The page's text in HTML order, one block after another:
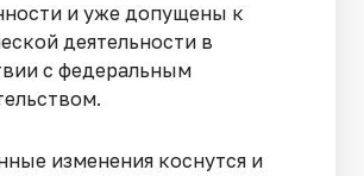
и уже допущены к
деятельности в
с федеральным
изменения коснутся и